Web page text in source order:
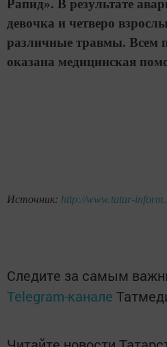
Рапид». В результате
девочка и четверо
различные травмы. Всем
оказана медицинская
Источник: http://www.tatar-
Следите за самым
Telegram-канале